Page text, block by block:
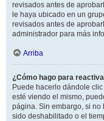
revisados antes de
le haya ubicado en un
revisados antes de
administrador para más
Arriba
¿Cómo hago para
Puede hacerlo dándole
esté viendo el mismo,
página. Sin embargo, si
sido deshabilitado o el